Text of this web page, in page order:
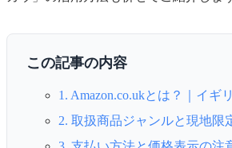
この記事の内容
1. Amazon.co.ukとは？｜イギ
2. 取扱商品ジャンルと現地限